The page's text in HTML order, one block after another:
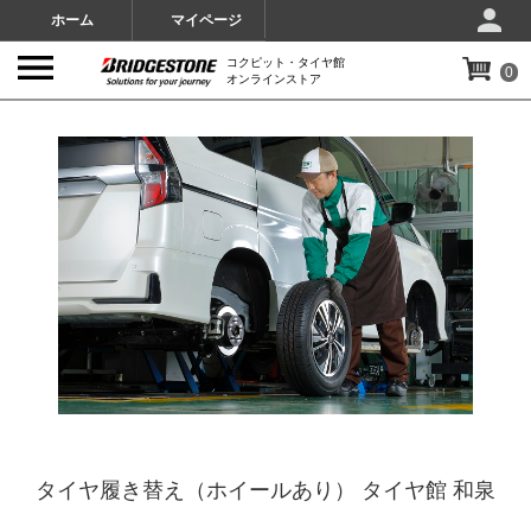
ホーム マイページ
コクピット・タイヤ館
オンラインストア
0
タイヤ履き替え（ホイールあり） タイヤ館 和泉